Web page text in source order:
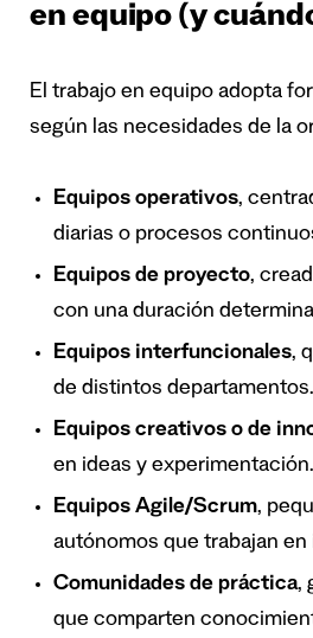
en equipo (y
El trabajo en equipo adopta
según las necesidades de la
Equipos operativos,
diarias o procesos
Equipos de proyecto,
con una duración
Equipos interfuncionales,
de distintos departamentos.
Equipos creativos o de
en ideas y experimentación.
Equipos Agile/Scrum,
autónomos que trabajan
Comunidades de práctica,
que comparten